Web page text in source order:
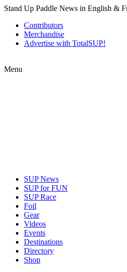
Stand Up Paddle News in English &
Contributors
Merchandise
Advertise with TotalSUP!
Menu
SUP News
SUP for FUN
SUP Race
Foil
Gear
Videos
Events
Destinations
Directory
Shop